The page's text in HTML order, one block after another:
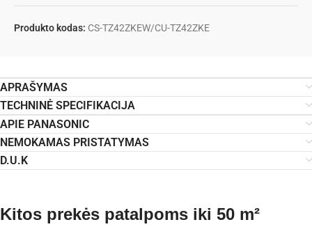
Produkto kodas: CS-TZ42ZKEW/CU-TZ42ZKE
APRAŠYMAS
TECHNINĖ SPECIFIKACIJA
APIE PANASONIC
NEMOKAMAS PRISTATYMAS
D.U.K
Kitos prekės patalpoms iki 50 m²